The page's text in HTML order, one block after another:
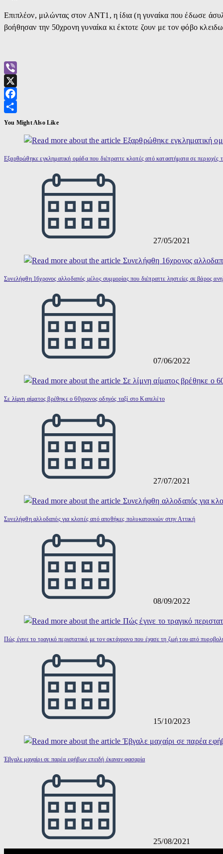
Επιπλέον, μιλώντας στον ΑΝΤ1, η ίδια (η γυναίκα που έδωσε
βοήθησαν την 50χρονη γυναίκα κι έκτοτε ζουν με τον φόβο
Viber
X
Facebook
Μοιραστείτε
You Might Also Like
Εξαρθρώθηκε εγκληματική ομάδα που διέπραττε κλοπές από καταστήματα σε
27/05/2021
Συνελήφθη 16χρονος αλλοδαπός μέλος συμμορίας που διέπραττε ληστείες σε βάρος
07/06/2022
Σε λίμνη αίματος βρέθηκε ο 60χρονος οδηγός ταξί στο Καπελέτο
27/07/2021
Συνελήφθη αλλοδαπός για κλοπές από αποθήκες πολυκατοικιών στην Αττική
08/09/2022
Πώς έγινε το τραγικό περιστατικό με τον οκτάχρονο που έχασε τη ζωή του από
15/10/2023
Έβγαλε μαχαίρι σε παρέα εφήβων επειδή έκαναν φασαρία
25/08/2021